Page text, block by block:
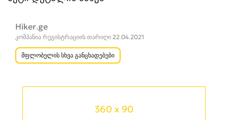
360 x 90
Hiker.ge
კომპანია რეგისტრაციის თარიღი 22.04.2021
მფლობელის სხვა განცხადებები